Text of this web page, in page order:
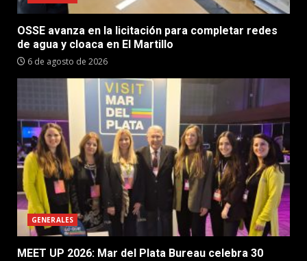
OSSE avanza en la licitación para completar redes
de agua y cloaca en El Martillo
6 de agosto de 2026
GENERALES
MEET UP 2026: Mar del Plata Bureau celebra 30